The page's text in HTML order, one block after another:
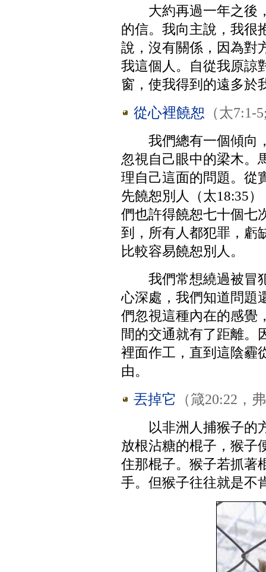
大約再過一年之後
的信。我向主說，我很
說，沒有關係，因為對
我這個人。自從我原諒
窗，使我得到的遠多於
從心裡饒恕 （太7:1-
我們總有一個傾向
忽視自己眼中的梁木。
理自己這面的問題。從
先饒恕別人（太18:35
們也許得饒恕七十個七
到，所有人都犯罪，虧
比較容易饒恕別人。
我們常想繞過被冒
心深處，我們知道問題
們忽視這種內在的感覺
間的交通就有了距離。
裡面作工，直到這陰霾
由。
丟掉它 （箴20:22，
以非洲人捕猴子的
放根沾糖的棍子，猴子
住那棍子。猴子若抓著
手。但猴子往往就是不